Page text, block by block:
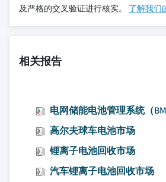
及严格的交叉验证进行核实。 了解我们
相关报告
电网储能电池管理系统（
高尔夫球车电池市场
锂离子电池回收市场
汽车锂离子电池回收市场